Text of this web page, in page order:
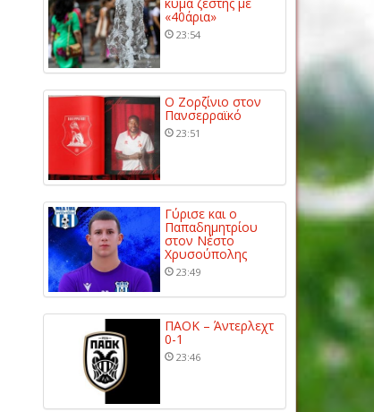
«40άρια»
23:54
Ο Ζορζίνιο στον
Πανσερραϊκό
23:51
Γύρισε και ο
Παπαδημητρίου
στον Νέστο
Χρυσούπολης
23:49
ΠΑΟΚ – Άντερλεχτ
0-1
23:46